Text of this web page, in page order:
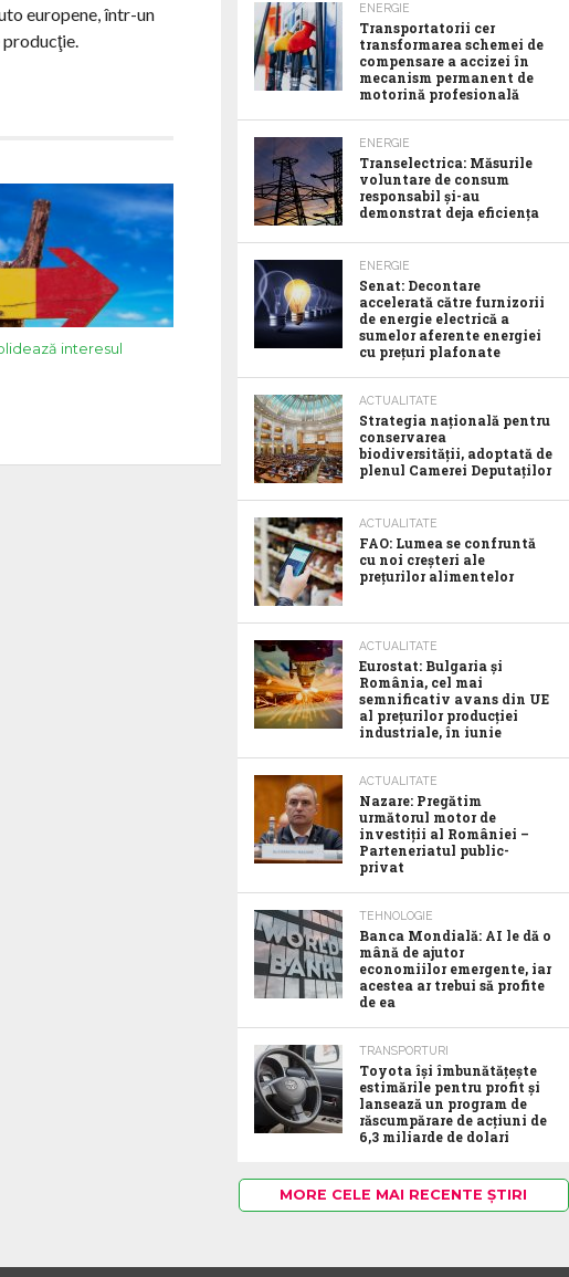
europene, într-un
interesul
ENERGIE
Transportatorii cer
transformarea schemei de
compensare a accizei în
mecanism permanent de
motorină profesională
ENERGIE
Transelectrica: Măsurile
voluntare de consum
responsabil şi-au
demonstrat deja eficienţa
ENERGIE
Senat: Decontare
accelerată către furnizorii
de energie electrică a
sumelor aferente energiei
cu prețuri plafonate
ACTUALITATE
Strategia națională pentru
conservarea
biodiversității, adoptată de
plenul Camerei Deputaților
ACTUALITATE
FAO: Lumea se confruntă
cu noi creșteri ale
prețurilor alimentelor
ACTUALITATE
Eurostat: Bulgaria și
România, cel mai
semnificativ avans din UE
al prețurilor producției
industriale, în iunie
ACTUALITATE
Nazare: Pregătim
următorul motor de
investiții al României –
Parteneriatul public-
privat
TEHNOLOGIE
Banca Mondială: AI le dă o
mână de ajutor
economiilor emergente, iar
acestea ar trebui să profite
de ea
TRANSPORTURI
Toyota îşi îmbunătăţeşte
estimările pentru profit şi
lansează un program de
răscumpărare de acţiuni de
6,3 miliarde de dolari
MORE CELE MAI RECENTE ȘTIRI